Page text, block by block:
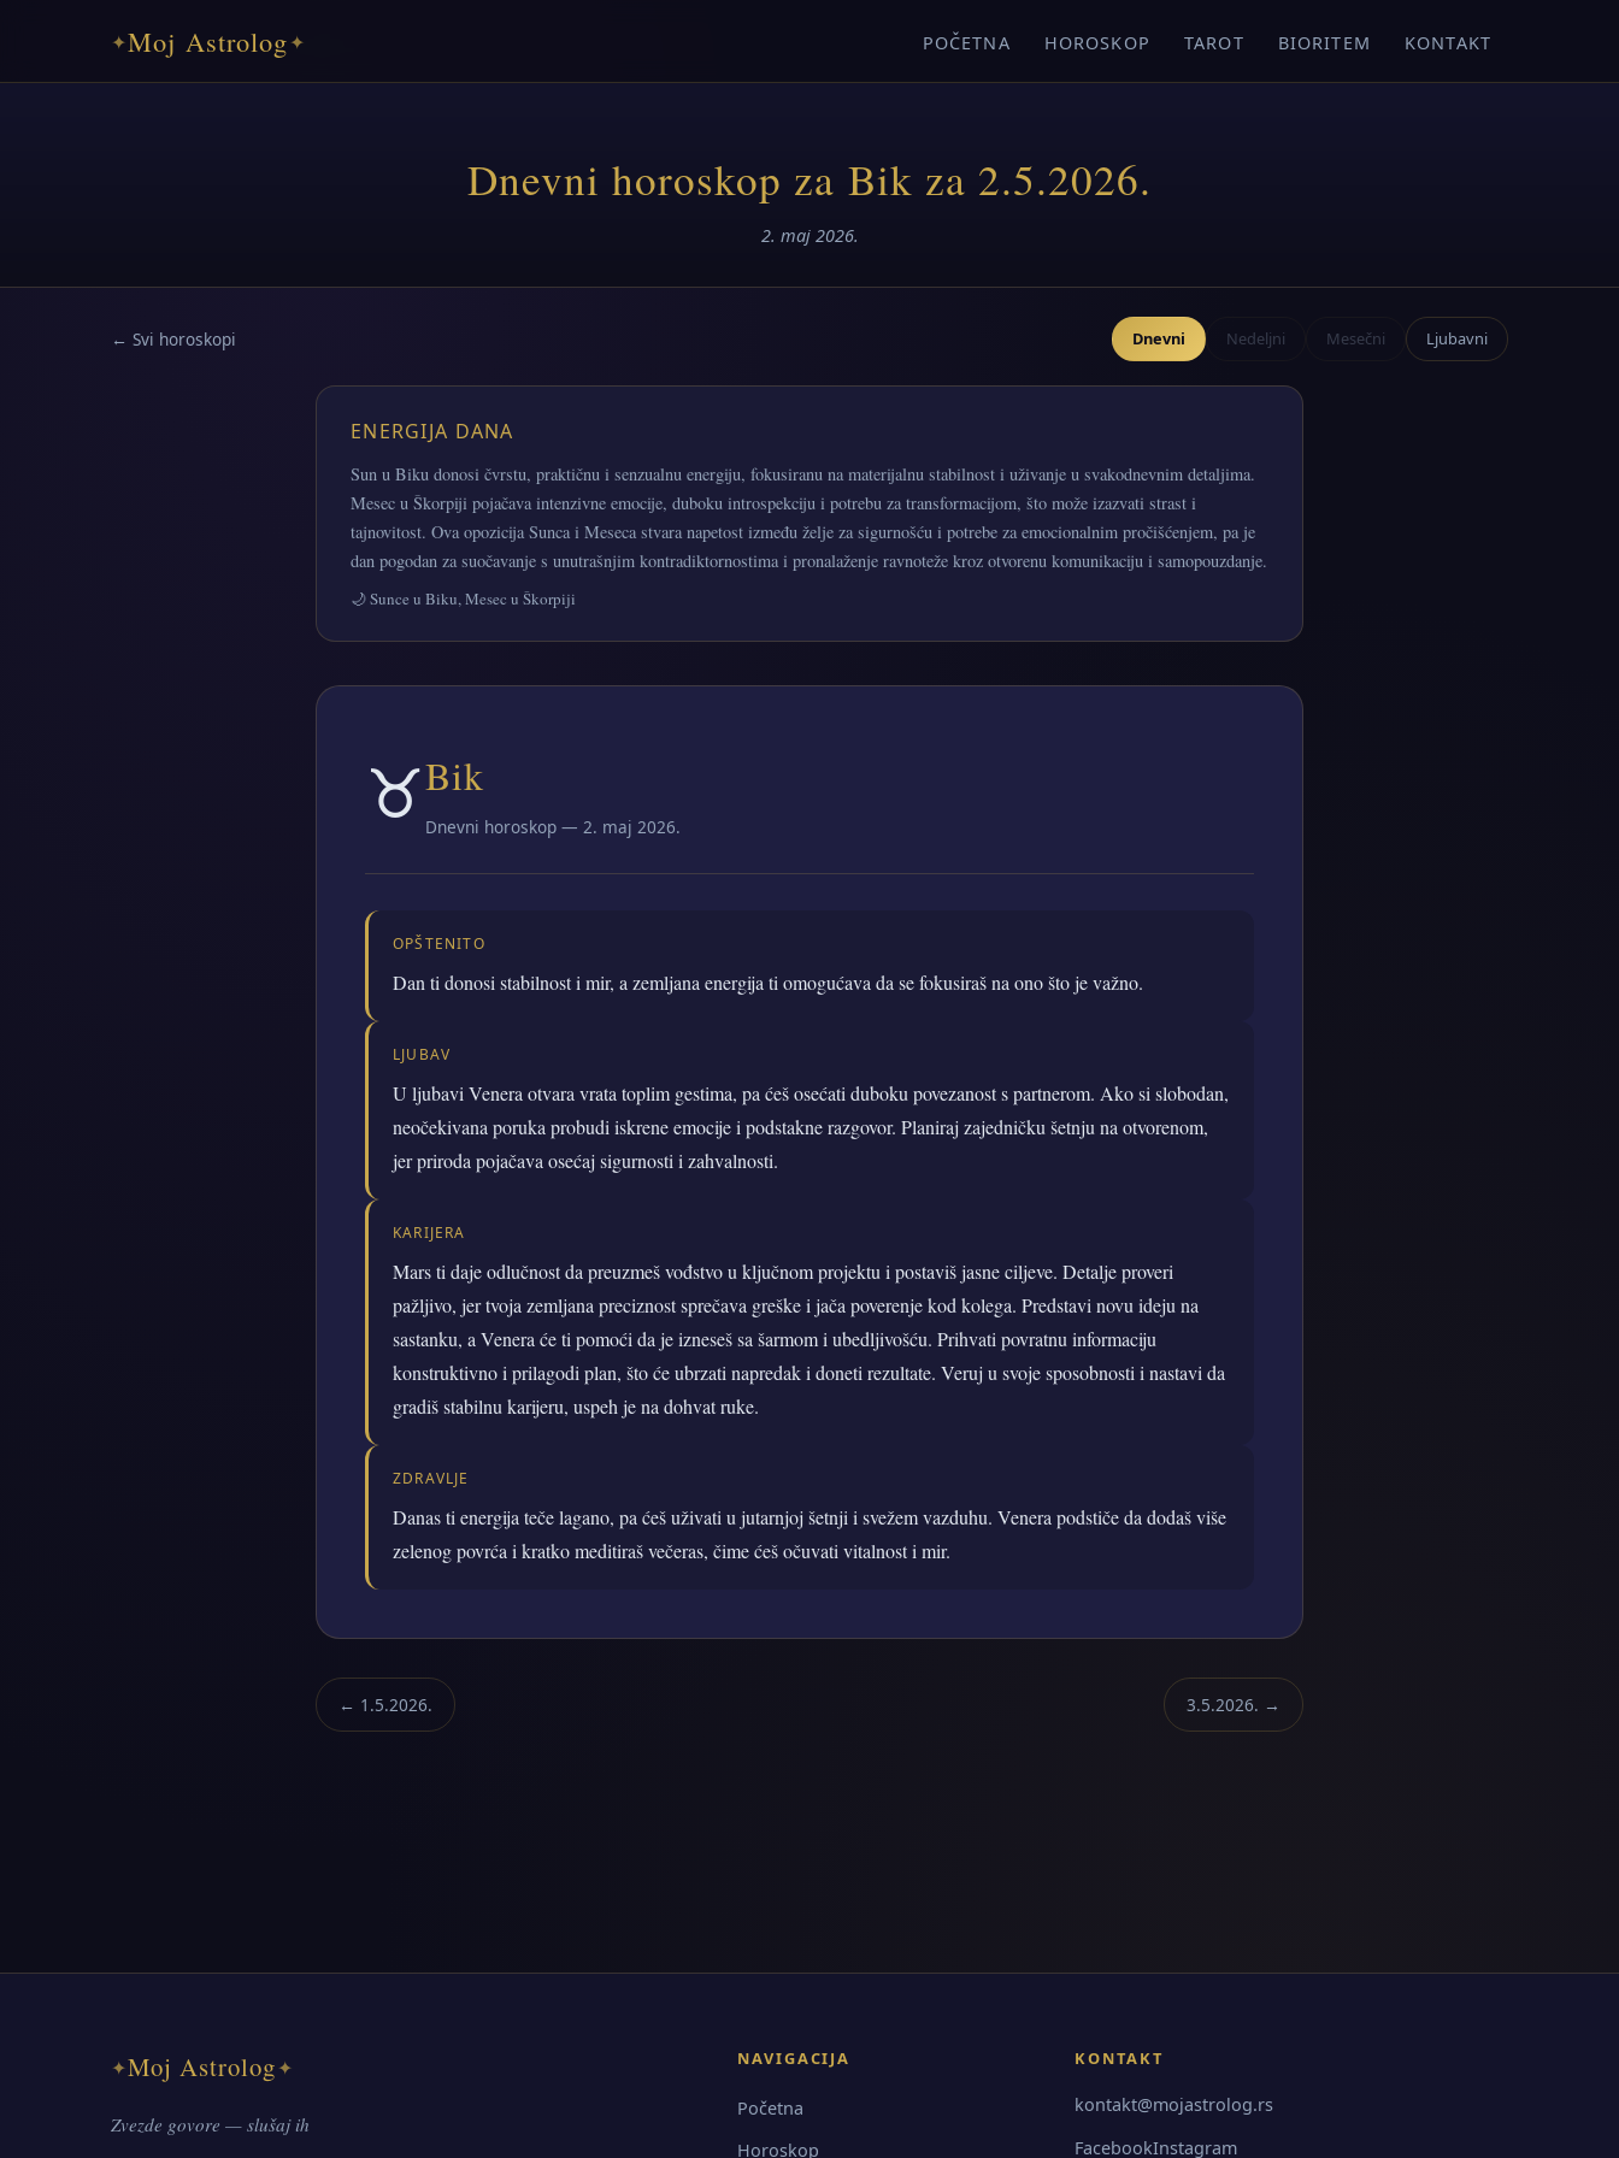
✦Moj Astrolog✦ POČETNA HOROSKOP TAROT BIORITEM KONTAKT
Dnevni horoskop za Bik za 2.5.2026.
2. maj 2026.
← Svi horoskopi Dnevni Nedeljni Mesečni Ljubavni
ENERGIJA DANA
Sun u Biku donosi čvrstu, praktičnu i senzualnu energiju, fokusiranu na materijalnu stabilnost i uživanje u svakodnevnim detaljima.
Mesec u Škorpiji pojačava intenzivne emocije, duboku introspekciju i potrebu za transformacijom, što može izazvati strast i
tajnovitost. Ova opozicija Sunca i Meseca stvara napetost između želje za sigurnošću i potrebe za emocionalnim pročišćenjem, pa je
dan pogodan za suočavanje s unutrašnjim kontradiktornostima i pronalaženje ravnoteže kroz otvorenu komunikaciju i samopouzdanje.
🌙 Sunce u Biku, Mesec u Škorpiji
♉Bik
Dnevni horoskop — 2. maj 2026.
OPŠTENITO
Dan ti donosi stabilnost i mir, a zemljana energija ti omogućava da se fokusiraš na ono što je važno.
LJUBAV
U ljubavi Venera otvara vrata toplim gestima, pa ćeš osećati duboku povezanost s partnerom. Ako si slobodan,
neočekivana poruka probudi iskrene emocije i podstakne razgovor. Planiraj zajedničku šetnju na otvorenom,
jer priroda pojačava osećaj sigurnosti i zahvalnosti.
KARIJERA
Mars ti daje odlučnost da preuzmeš vođstvo u ključnom projektu i postaviš jasne ciljeve. Detalje proveri
pažljivo, jer tvoja zemljana preciznost sprečava greške i jača poverenje kod kolega. Predstavi novu ideju na
sastanku, a Venera će ti pomoći da je izneseš sa šarmom i ubedljivošću. Prihvati povratnu informaciju
konstruktivno i prilagodi plan, što će ubrzati napredak i doneti rezultate. Veruj u svoje sposobnosti i nastavi da
gradiš stabilnu karijeru, uspeh je na dohvat ruke.
ZDRAVLJE
Danas ti energija teče lagano, pa ćeš uživati u jutarnjoj šetnji i svežem vazduhu. Venera podstiče da dodaš više
zelenog povrća i kratko meditiraš večeras, čime ćeš očuvati vitalnost i mir.
← 1.5.2026. 3.5.2026. →
✦Moj Astrolog✦
Zvezde govore — slušaj ih
NAVIGACIJA
Početna
Horoskop
KONTAKT
kontakt@mojastrolog.rs
FacebookInstagram